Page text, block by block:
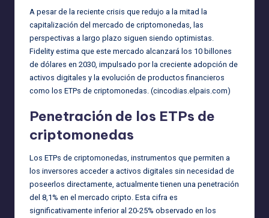
A pesar de la reciente crisis que redujo a la mitad la
capitalización del mercado de criptomonedas, las
perspectivas a largo plazo siguen siendo optimistas.
Fidelity estima que este mercado alcanzará los 10 billones
de dólares en 2030, impulsado por la creciente adopción de
activos digitales y la evolución de productos financieros
como los ETPs de criptomonedas. (cincodias.elpais.com)
Penetración de los ETPs de
criptomonedas
Los ETPs de criptomonedas, instrumentos que permiten a
los inversores acceder a activos digitales sin necesidad de
poseerlos directamente, actualmente tienen una penetración
del 8,1% en el mercado cripto. Esta cifra es
significativamente inferior al 20-25% observado en los